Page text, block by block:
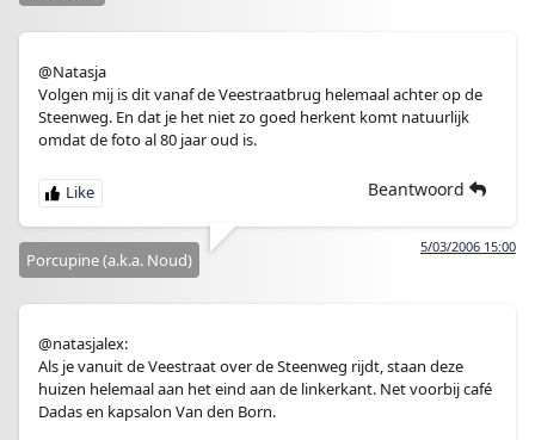
@Natasja
Volgen mij is dit vanaf de Veestraatbrug helemaal achter op de
Steenweg. En dat je het niet zo goed herkent komt natuurlijk
omdat de foto al 80 jaar oud is.
Beantwoord
5/03/2006 15:00
Porcupine (a.k.a. Noud)
@natasjalex:
Als je vanuit de Veestraat over de Steenweg rijdt, staan deze
huizen helemaal aan het eind aan de linkerkant. Net voorbij café
Dadas en kapsalon Van den Born.